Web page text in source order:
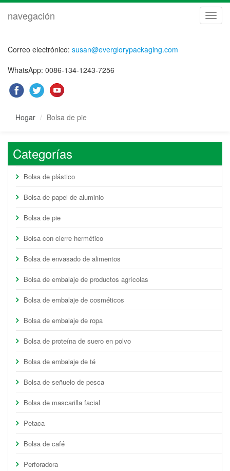
navegación
Correo electrónico: susan@everglorypackaging.com
WhatsApp: 0086-134-1243-7256
Hogar Bolsa de pie
Categorías
Bolsa de plástico
Bolsa de papel de aluminio
Bolsa de pie
Bolsa con cierre hermético
Bolsa de envasado de alimentos
Bolsa de embalaje de productos agrícolas
Bolsa de embalaje de cosméticos
Bolsa de embalaje de ropa
Bolsa de proteína de suero en polvo
Bolsa de embalaje de té
Bolsa de señuelo de pesca
Bolsa de mascarilla facial
Petaca
Bolsa de café
Perforadora